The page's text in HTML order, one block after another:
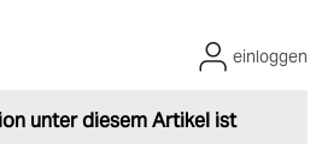
unter diesem Artikel ist
einloggen